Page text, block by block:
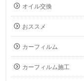
オイル交換
おススメ
カーフィルム
カーフィルム施工